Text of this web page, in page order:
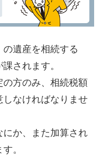
遺産を相続する
されます。
の方のみ、相続税額
なければなりませ
にか、また加算され
。